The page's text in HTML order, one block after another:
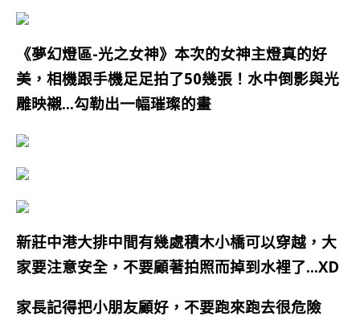
《夢幻燈區-光之女神》本次的女神主燈真的好
美，相機跟手機足足拍了50幾張！水中倒影與光
雕映襯…勾勒出一幅璀璨的畫
新莊中港大排中間有幾處積木小橋可以穿越，大
家要注意安全，不要顧著拍照而掉到水裡了…XD
家長記得把小朋友顧好，不要跑來跑去很危險